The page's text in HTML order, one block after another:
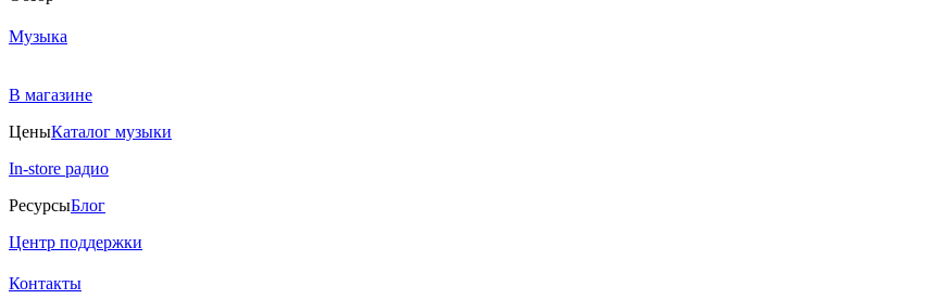
Музыка
В магазине
ЦеныКаталог музыки
In-store радио
РесурсыБлог
Центр поддержки
Контакты